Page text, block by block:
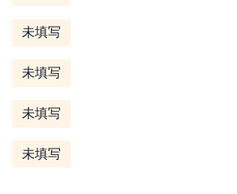
未填写
未填写
未填写
未填写